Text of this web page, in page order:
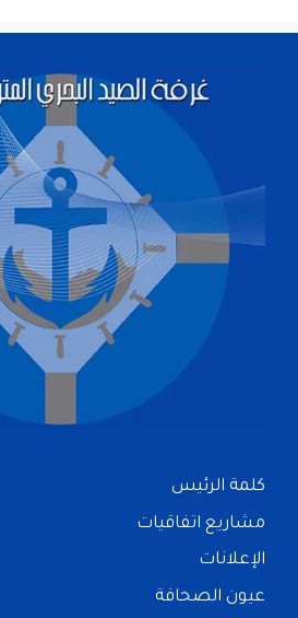
كلمة الرئيس
مشاريع اتفاقيات
الإعلانات
عيون الصحافة